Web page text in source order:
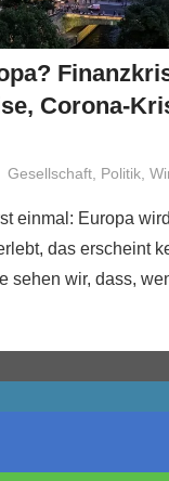
Corona-
Niki Vogt
Gesellschaft, Politik,
einmal: Europa
das erscheint
sehen wir, dass,